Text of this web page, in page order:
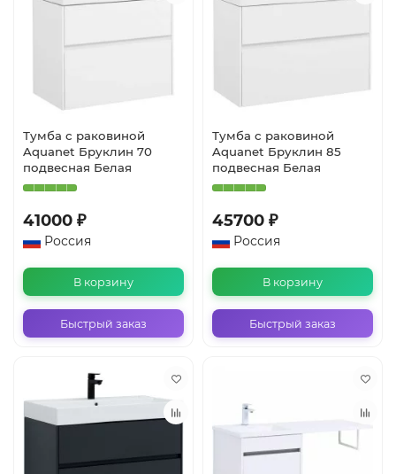
Тумба с раковиной
Aquanet Бруклин 70
подвесная Белая
41000 ₽
Россия
В корзину
Быстрый заказ
Тумба с раковиной
Aquanet Бруклин 85
подвесная Белая
45700 ₽
Россия
В корзину
Быстрый заказ